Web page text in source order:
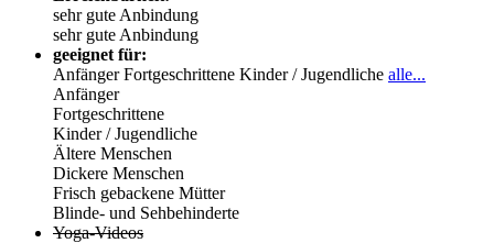
sehr gute Anbindung
sehr gute Anbindung
geeignet für:
AnfängerFortgeschrittene Kinder / Jugendliche alle...
Anfänger
Fortgeschrittene
Kinder / Jugendliche
Ältere Menschen
Dickere Menschen
Frisch gebackene Mütter
Blinde- und Sehbehinderte
Yoga-Videos